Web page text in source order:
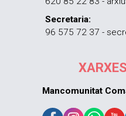
Secretaria:
96 575 72 37 -
Mancomunitat